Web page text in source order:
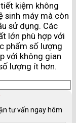
kiệm không
sinh máy mà còn
sử dụng. Các
lớn phù hợp với
phẩm số lượng
với không gian
lượng ít hơn.
tư vấn ngay hôm